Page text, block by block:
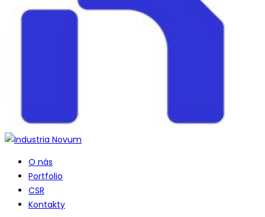
O nás
Portfolio
CSR
Kontakty